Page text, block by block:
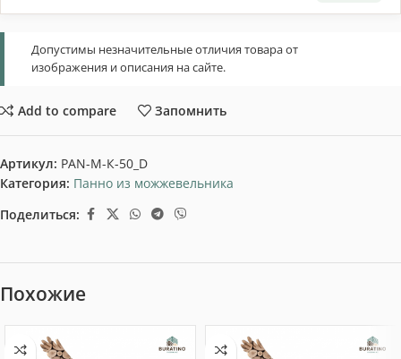
Допустимы незначительные отличия товара от
изображения и описания на сайте.
Add to compare Запомнить
Артикул: PAN-M-К-50_D
Категория: Панно из можжевельника
Поделиться:
Похожие